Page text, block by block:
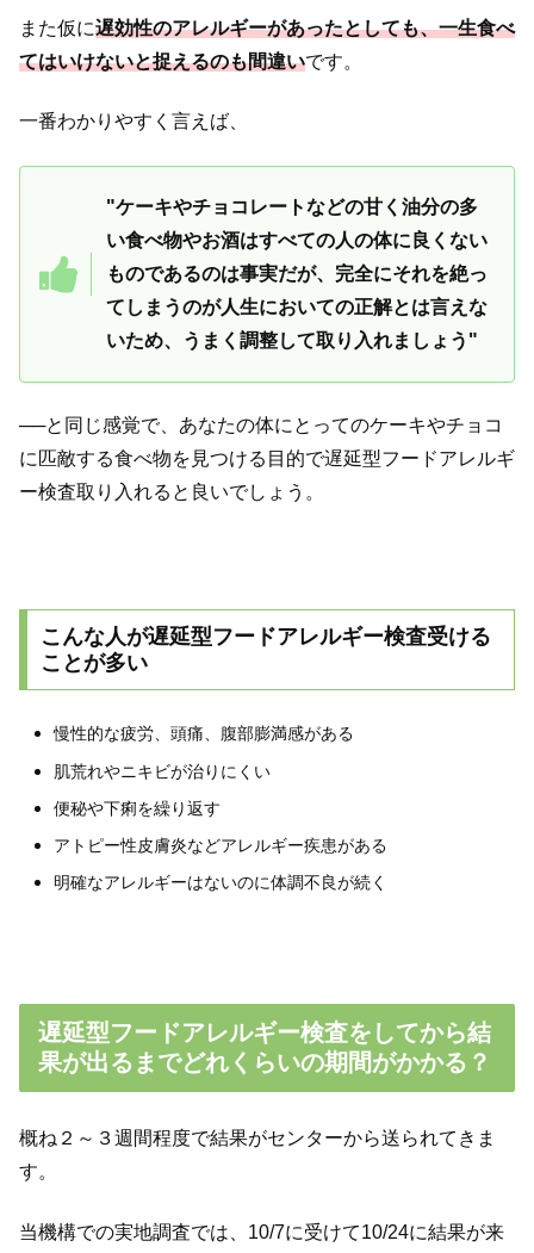
また仮に遅効性のアレルギーがあったとしても、一生食べ
てはいけないと捉えるのも間違いです。
一番わかりやすく言えば、
"ケーキやチョコレートなどの甘く油分の多
い食べ物やお酒はすべての人の体に良くない
ものであるのは事実だが、完全にそれを絶っ
てしまうのが人生においての正解とは言えな
いため、うまく調整して取り入れましょう"
──と同じ感覚で、あなたの体にとってのケーキやチョコ
に匹敵する食べ物を見つける目的で遅延型フードアレルギ
ー検査取り入れると良いでしょう。
こんな人が遅延型フードアレルギー検査受ける
ことが多い
慢性的な疲労、頭痛、腹部膨満感がある
肌荒れやニキビが治りにくい
便秘や下痢を繰り返す
アトピー性皮膚炎などアレルギー疾患がある
明確なアレルギーはないのに体調不良が続く
遅延型フードアレルギー検査をしてから結
果が出るまでどれくらいの期間がかかる？
概ね２～３週間程度で結果がセンターから送られてきま
す。
当機構での実地調査では、10/7に受けて10/24に結果が来